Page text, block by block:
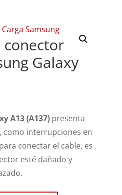
conector
Galaxy
A13 (A137)presenta
como interrupciones en
conectar el cable, es
esté dañado y